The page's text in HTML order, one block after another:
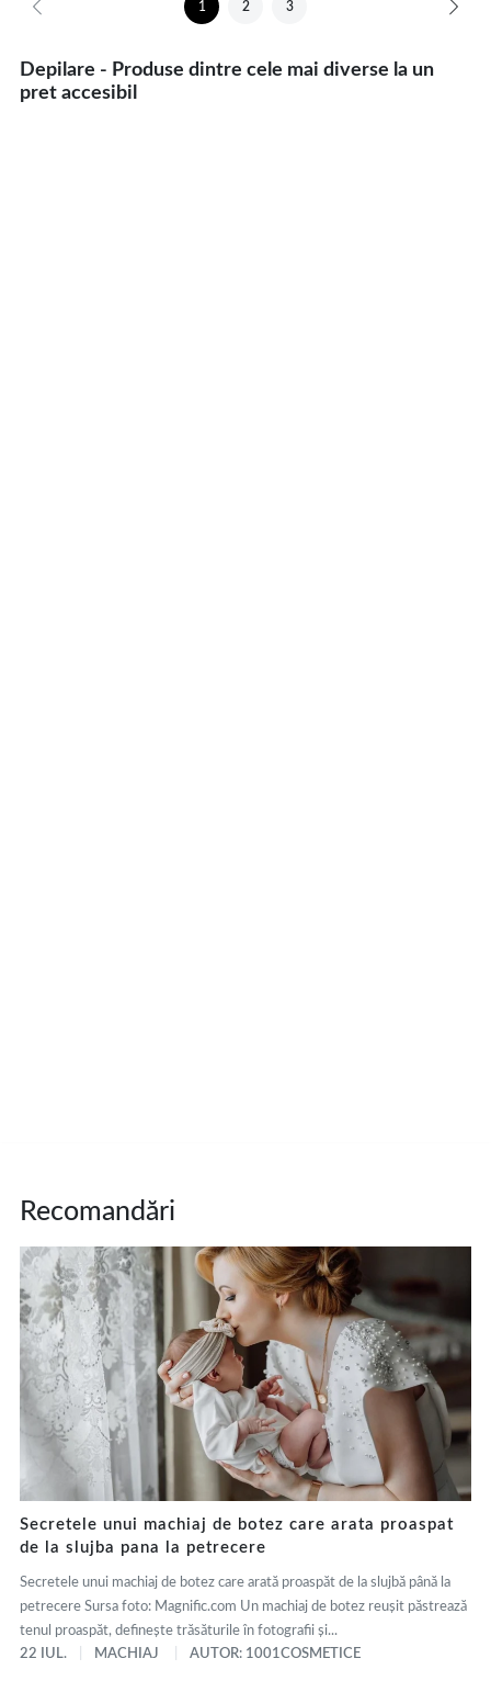
1 2 3
Depilare - Produse dintre cele mai diverse la un
pret accesibil
Recomandări
Secretele unui machiaj de botez care arata proaspat
de la slujba pana la petrecere
Secretele unui machiaj de botez care arată proaspăt de la slujbă până la
petrecere Sursa foto: Magnific.com Un machiaj de botez reușit păstrează
tenul proaspăt, definește trăsăturile în fotografii și...
22 IUL.
MACHIAJ AUTOR: 1001COSMETICE